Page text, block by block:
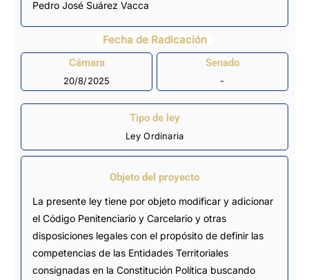
Pedro José Suárez Vacca
Fecha de Radicación
Cámara
20/8/2025
Senado
-
Tipo de ley
Ley Ordinaria
Objeto del proyecto
La presente ley tiene por objeto modificar y adicionar
el Código Penitenciario y Carcelario y otras
disposiciones legales con el propósito de definir las
competencias de las Entidades Territoriales
consignadas en la Constitución Política buscando